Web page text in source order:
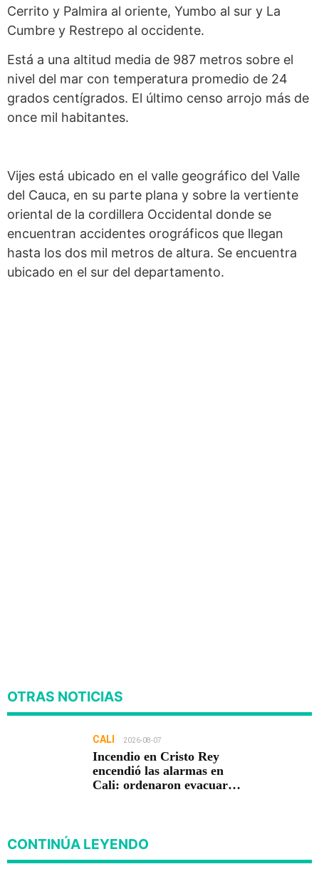
Cerrito y Palmira al oriente, Yumbo al sur y La
Cumbre y Restrepo al occidente.
Está a una altitud media de 987 metros sobre el
nivel del mar con temperatura promedio de 24
grados centígrados. El último censo arrojo más de
once mil habitantes.
Vijes está ubicado en el valle geográfico del Valle
del Cauca, en su parte plana y sobre la vertiente
oriental de la cordillera Occidental donde se
encuentran accidentes orográficos que llegan
hasta los dos mil metros de altura. Se encuentra
ubicado en el sur del departamento.
OTRAS NOTICIAS
CALI 2026-08-07
Incendio en Cristo Rey
encendió las alarmas en
Cali: ordenaron evacuar
CONTINÚA LEYENDO